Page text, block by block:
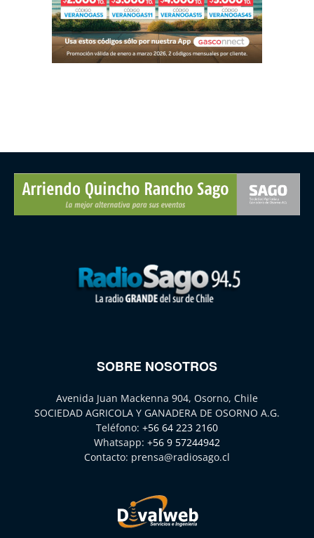
SOBRE NOSOTROS
Avenida Juan Mackenna 904, Osorno, Chile
SOCIEDAD AGRICOLA Y GANADERA DE OSORNO A.G.
Teléfono: +56 64 223 2160
Whatsapp: +56 9 57244942
Contacto: prensa@radiosago.cl